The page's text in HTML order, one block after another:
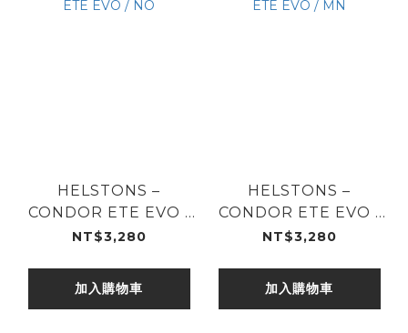
HELSTONS –
CONDOR ETE EVO /
NO
NT$3,280
加入購物車
HELSTONS –
CONDOR ETE EVO /
MN
NT$3,280
加入購物車